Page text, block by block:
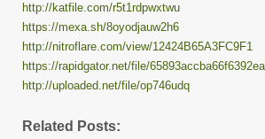
http://katfile.com/r5t1rdpwxtwu
https://mexa.sh/8oyodjauw2h6
http://nitroflare.com/view/12424B65A3FC9F1
https://rapidgator.net/file/
http://uploaded.net/file/op746udq
Related Posts: